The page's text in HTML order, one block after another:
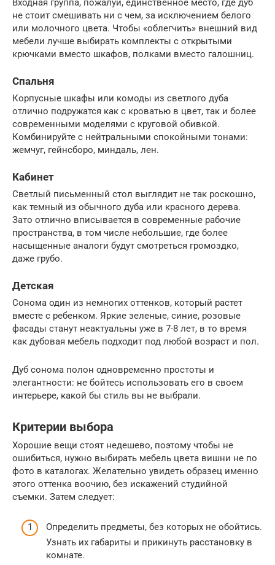
не стоит смешивать ни с чем, за исключением белого
или молочного цвета. Чтобы «облегчить» внешний вид
мебели лучше выбирать комплекты с открытыми
крючками вместо шкафов, полками вместо галошниц.
Спальня
Корпусные шкафы или комоды из светлого дуба
отлично подружатся как с кроватью в цвет, так и более
современными моделями с круговой обивкой.
Комбинируйте с нейтральными спокойными тонами:
жемчуг, гейнсборо, миндаль, лен.
Кабинет
Светлый письменный стол выглядит не так роскошно,
как темный из обычного дуба или красного дерева.
Зато отлично вписывается в современные рабочие
пространства, в том числе небольшие, где более
насыщенные аналоги будут смотреться громоздко,
даже грубо.
Детская
Сонома один из немногих оттенков, который растет
вместе с ребенком. Яркие зеленые, синие, розовые
фасады станут неактуальны уже в 7-8 лет, в то время
как дубовая мебель подходит под любой возраст и пол.
Дуб сонома полон одновременно простоты и
элегантности: не бойтесь использовать его в своем
интерьере, какой бы стиль вы не выбрали.
Критерии выбора
Хорошие вещи стоят недешево, поэтому чтобы не
ошибиться, нужно выбирать мебель цвета вишни не по
фото в каталогах. Желательно увидеть образец именно
этого оттенка воочию, без искажений студийной
съемки. Затем следует:
Определить предметы, без которых не обойтись.
Узнать их габариты и прикинуть расстановку в
комнате.